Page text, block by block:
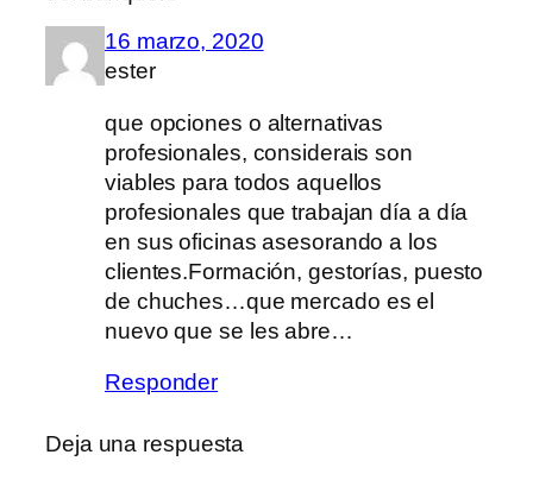
16 marzo, 2020
ester
que opciones o alternativas
profesionales, considerais son
viables para todos aquellos
profesionales que trabajan día a día
en sus oficinas asesorando a los
clientes.Formación, gestorías, puesto
de chuches…que mercado es el
nuevo que se les abre…
Responder
Deja una respuesta